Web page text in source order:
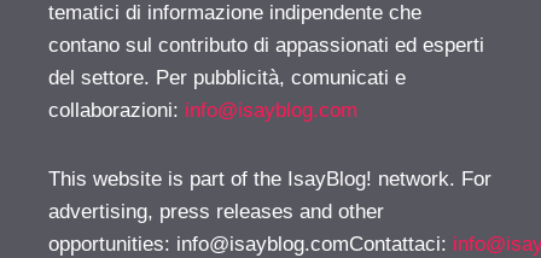
tematici di informazione indipendente che
contano sul contributo di appassionati ed esperti
del settore. Per pubblicità, comunicati e
collaborazioni: info@isayblog.com
This website is part of the IsayBlog! network. For
advertising, press releases and other
opportunities: info@isayblog.comContattaci: